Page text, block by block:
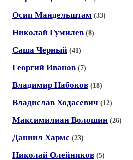
Осип Мандельштам (33)
Николай Гумилев (8)
Саша Черный (41)
Георгий Иванов (7)
Владимир Набоков (18)
Владислав Ходасевич (12)
Максимилиан Волошин (26)
Даниил Хармс (23)
Николай Олейников (5)